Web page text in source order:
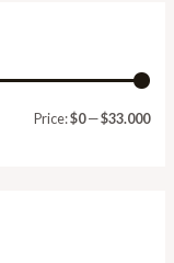
Price:$0—$33.000